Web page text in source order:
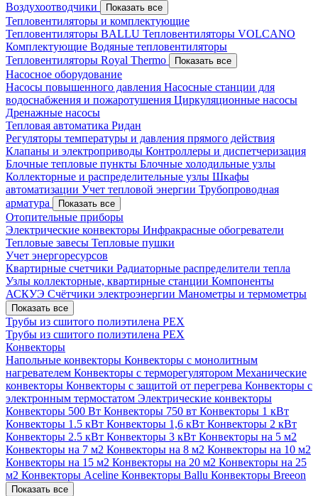
Воздухоотводчики
Показать все
Тепловентиляторы и комплектующие
Тепловентиляторы BALLU Тепловентиляторы VOLCANO
Комплектующие Водяные тепловентиляторы
Тепловентиляторы Royal Thermo
Показать все
Насосное оборудование
Насосы повышенного давления Насосные станции для
водоснабжения и пожаротушения Циркуляционные насосы
Дренажные насосы
Тепловая автоматика Ридан
Регуляторы температуры и давления прямого действия
Клапаны и электроприводы Контроллеры и диспетчеризация
Блочные тепловые пункты Блочные холодильные узлы
Коллекторные и распределительные узлы Шкафы
автоматизации Учет тепловой энергии Трубопроводная
арматура
Показать все
Отопительные приборы
Электрические конвекторы Инфракрасные обогреватели
Тепловые завесы Тепловые пушки
Учет энергоресурсов
Квартирные счетчики Радиаторные распределители тепла
Узлы коллекторные, квартирные станции Компоненты
АСКУЭ Счётчики электроэнергии Манометры и термометры
Показать все
Трубы из сшитого полиэтилена PEX
Трубы из сшитого полиэтилена PEX
Конвекторы
Напольные конвекторы Конвекторы с монолитным
нагревателем Конвекторы с терморегулятором Механические
конвекторы Конвекторы с защитой от перегрева Конвекторы с
электронным термостатом Электрические конвекторы
Конвекторы 500 Вт Конвекторы 750 вт Конвекторы 1 кВт
Конвекторы 1.5 кВт Конвекторы 1,6 кВт Конвекторы 2 кВт
Конвекторы 2.5 кВт Конвекторы 3 кВт Конвекторы на 5 м2
Конвекторы на 7 м2 Конвекторы на 8 м2 Конвекторы на 10 м2
Конвекторы на 15 м2 Конвекторы на 20 м2 Конвекторы на 25
м2 Конвекторы Aceline Конвекторы Ballu Конвекторы Breeon
Показать все